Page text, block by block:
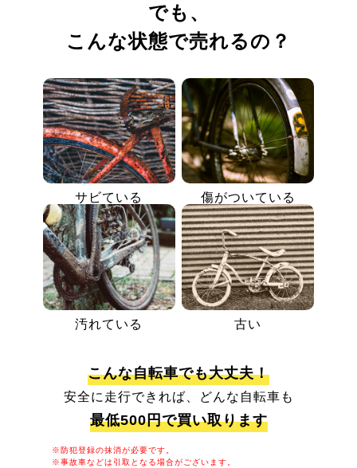
でも、
こんな状態で売れるの？
サビている 傷がついている
汚れている 古い
こんな自転車でも大丈夫！
安全に走行できれば、どんな自転車も
最低500円で買い取ります
※防犯登録の抹消が必要です。
※事故車などは引取となる場合がございます。